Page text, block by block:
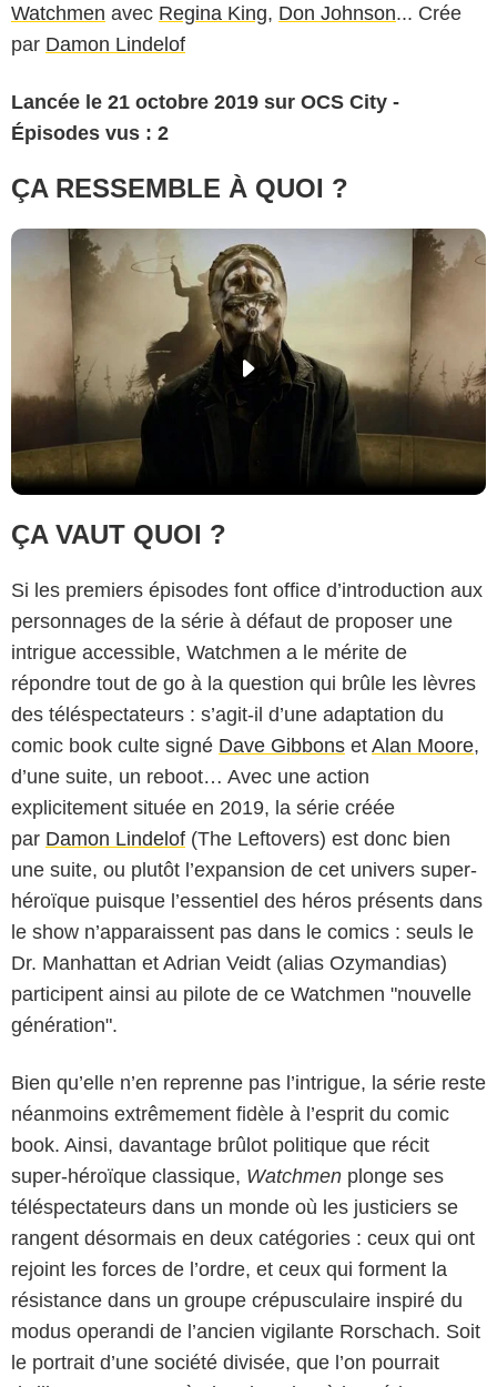
Watchmen avec Regina King, Don Johnson... Crée
par Damon Lindelof
Lancée le 21 octobre 2019 sur OCS City -
Épisodes vus : 2
ÇA RESSEMBLE À QUOI ?
ÇA VAUT QUOI ?
Si les premiers épisodes font office d’introduction aux
personnages de la série à défaut de proposer une
intrigue accessible, Watchmen a le mérite de
répondre tout de go à la question qui brûle les lèvres
des téléspectateurs : s’agit-il d’une adaptation du
comic book culte signé Dave Gibbons et Alan Moore,
d’une suite, un reboot… Avec une action
explicitement située en 2019, la série créée
par Damon Lindelof (The Leftovers) est donc bien
une suite, ou plutôt l’expansion de cet univers super-
héroïque puisque l’essentiel des héros présents dans
le show n’apparaissent pas dans le comics : seuls le
Dr. Manhattan et Adrian Veidt (alias Ozymandias)
participent ainsi au pilote de ce Watchmen "nouvelle
génération".
Bien qu’elle n’en reprenne pas l’intrigue, la série reste
néanmoins extrêmement fidèle à l’esprit du comic
book. Ainsi, davantage brûlot politique que récit
super-héroïque classique, Watchmen plonge ses
téléspectateurs dans un monde où les justiciers se
rangent désormais en deux catégories : ceux qui ont
rejoint les forces de l’ordre, et ceux qui forment la
résistance dans un groupe crépusculaire inspiré du
modus operandi de l’ancien vigilante Rorschach. Soit
le portrait d’une société divisée, que l’on pourrait